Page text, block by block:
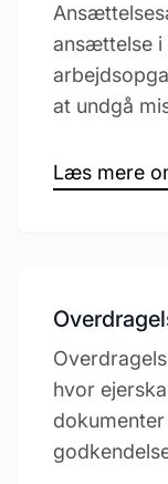
ansættelse i
at undgå
Læs mere
hvor